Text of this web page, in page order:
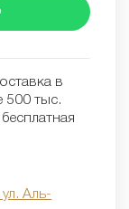
в
500 тыс.
Аль-